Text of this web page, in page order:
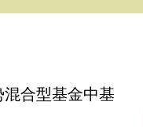
合型基金中基